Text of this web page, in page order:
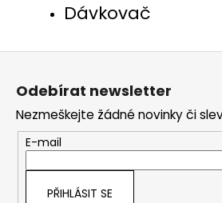
Dávkovač
Z
Odebírat newsletter
Nezmeškejte žádné novinky či
E-mail
PŘIHLÁSIT SE